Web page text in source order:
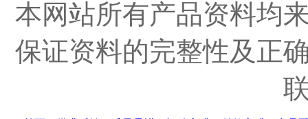
本网站所有产品资料均
保证资料的完整性及正